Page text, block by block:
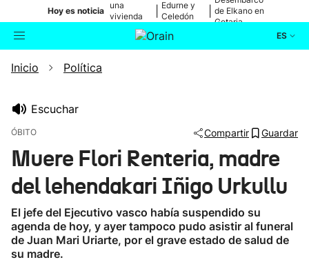
Hoy es noticia
una
vivienda
de Bilbao
Edurne y
Celedón
de Elkano en
Getaria
ES
Buscador
Ikusmiran
Eguraldia
Inicio Política
Escuchar
ÓBITO Compartir Guardar
Muere Flori Renteria, madre
del lehendakari Iñigo Urkullu
El jefe del Ejecutivo vasco había suspendido su
agenda de hoy, y ayer tampoco pudo asistir al funeral
de Juan Mari Uriarte, por el grave estado de salud de
su madre.